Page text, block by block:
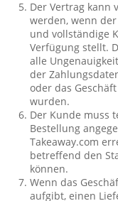
Der Vertrag kann
werden, wenn
und vollständige
Verfügung stellt.
alle
der
oder das
wurden.
Der Kunde muss
Bestellung
Takeaway.com
betreffend den
können.
Wenn das
aufgibt, einen